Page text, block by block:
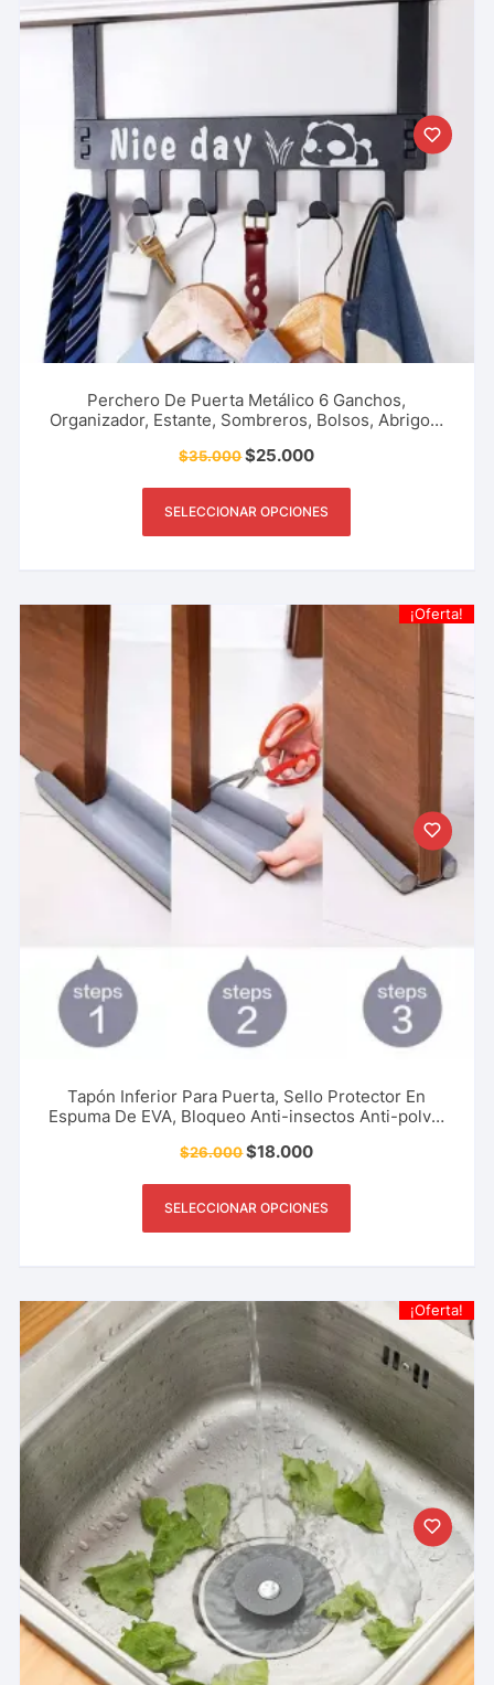
Perchero De Puerta Metálico 6 Ganchos,
Organizador, Estante, Sombreros, Bolsos, Abrigos,
$35.000$25.000
SELECCIONAR OPCIONES
¡Oferta!
Tapón Inferior Para Puerta, Sello Protector En
Espuma De EVA, Bloqueo Anti-insectos Anti-polvo,
$26.000$18.000
SELECCIONAR OPCIONES
¡Oferta!